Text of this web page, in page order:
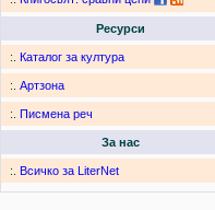
Ресурси
:. Каталог за култура
:. Артзона
:. Писмена реч
За нас
:. Всичко за LiterNet